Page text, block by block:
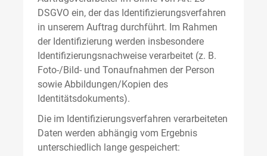
DSGVO ein, der das Identifizierungsverfahren
in unserem Auftrag durchführt. Im Rahmen
der Identifizierung werden insbesondere
Identifizierungsnachweise verarbeitet (z. B.
Foto-/Bild- und Tonaufnahmen der Person
sowie Abbildungen/Kopien des
Identitätsdokuments).
Die im Identifizierungsverfahren verarbeiteten
Daten werden abhängig vom Ergebnis
unterschiedlich lange gespeichert: